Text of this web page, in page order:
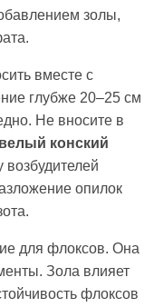
золы,
вместе с
глубже 20–25 см
Не вносите в
конский
возбудителей
опилок
для флоксов. Она
Зола влияет
флоксов